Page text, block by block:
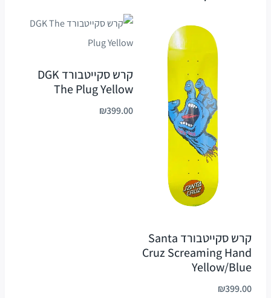
קרש סקייטבורד Santa
Cruz Screaming Hand
Yellow/Blue
₪399.00
קרש סקייטבורד DGK
The Plug Yellow
₪399.00